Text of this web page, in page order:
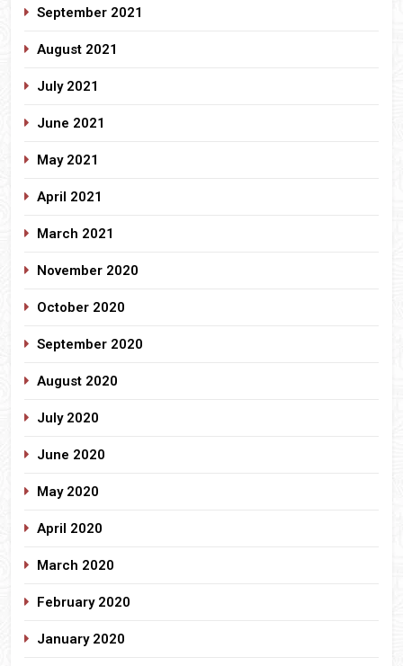
September 2021
August 2021
July 2021
June 2021
May 2021
April 2021
March 2021
November 2020
October 2020
September 2020
August 2020
July 2020
June 2020
May 2020
April 2020
March 2020
February 2020
January 2020